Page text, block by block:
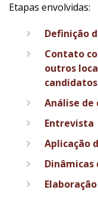
Etapas envolvidas:
Definição
Contato
outros
Análise de
Entrevista
Aplicação
Dinâmicas